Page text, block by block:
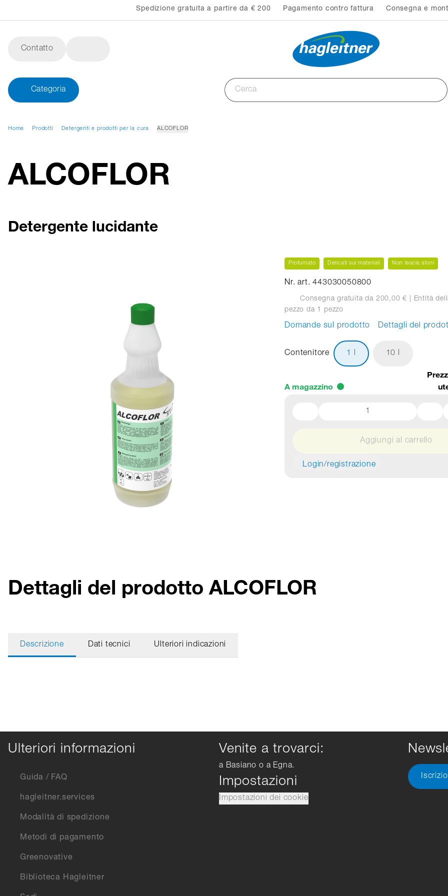
Spedizione gratuita a partire da € 200 Pagamento contro fattura Consegna e
Contatto
Categoria
Home Prodotti Detergenti e prodotti per la cura ALCOFLOR
ALCOFLOR
Detergente lucidante
Profumato Delicati sui materiali Non lascia aloni
Nr. art. 443030050800
Consegna gratuita da 200,00 € | Entità
pezzo da 1 pezzo
Domande sul prodotto Dettagli del
Contenitore 1 l 10 l
A magazzino
Aggiungi al carrello
Login/registrazione
Dettagli del prodotto ALCOFLOR
Descrizione Dati tecnici Ulteriori indicazioni
Ulteriori informazioni
Guida / FAQ
hagleitner.services
Modalità di spedizione
Metodi di pagamento
Greenovative
Biblioteca Hagleitner
Venite a trovarci:
a Basiano o a Egna.
Impostazioni
Impostazioni dei cookie